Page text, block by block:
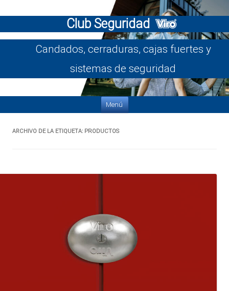
Club Seguridad
Candados, cerraduras, cajas fuertes y
sistemas de seguridad
Menú
ARCHIVO DE LA ETIQUETA: PRODUCTOS